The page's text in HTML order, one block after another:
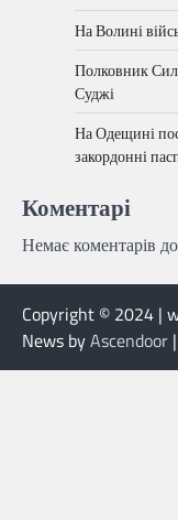
На Волині
Полковник Сил
Суджі
На Одещині
закордонні
Коментарі
Немає коментарів
Copyright © 2024 |
News byAscendoor